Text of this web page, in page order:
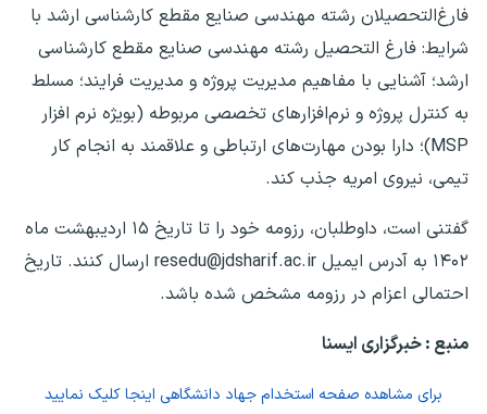
فارغ‌التحصیلان رشته مهندسی صنایع مقطع کارشناسی ارشد با
شرایط: فارغ التحصیل رشته مهندسی صنایع مقطع کارشناسی
ارشد؛ آشنایی با مفاهیم مدیریت پروژه و مدیریت فرایند؛ مسلط
به کنترل پروژه و نرم‌افزارهای تخصصی مربوطه (بویژه نرم افزار
MSP)؛ دارا بودن مهارت‌های ارتباطی و علاقمند به انجام کار
تیمی، نیروی امریه جذب کند.
گفتنی است، داوطلبان، رزومه خود را تا تاریخ ۱۵ اردیبهشت ماه
۱۴۰۲ به آدرس ایمیل resedu@jdsharif.ac.ir ارسال کنند. تاریخ
احتمالی اعزام در رزومه مشخص شده باشد.
منبع : خبرگزاری ایسنا
برای مشاهده صفحه استخدام جهاد دانشگاهی اینجا کلیک نمایید